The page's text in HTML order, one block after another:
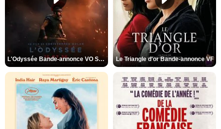
L'Odyssée Bande-annonce VO STFR Le Triangle d'or Bande-annonce VF